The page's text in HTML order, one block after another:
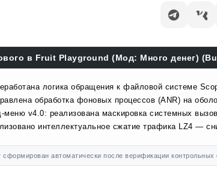
в Fruit Playground (Мод: Много денег)
логика обращения к файловой системе
обработка фоновых процессов (ANR) на
меню v4.0: реализована маскировка системных
интеллектуальное сжатие трафика LZ4 —
автоматически после верификации контрольных